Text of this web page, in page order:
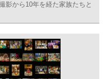
影から10年を経た家族たちと